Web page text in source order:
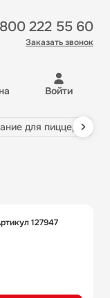
222 55 60
Заказать звонок
Войти
для пиццерии
127947